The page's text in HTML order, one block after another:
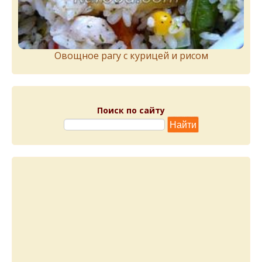
Овощное рагу с курицей и рисом
Поиск по сайту